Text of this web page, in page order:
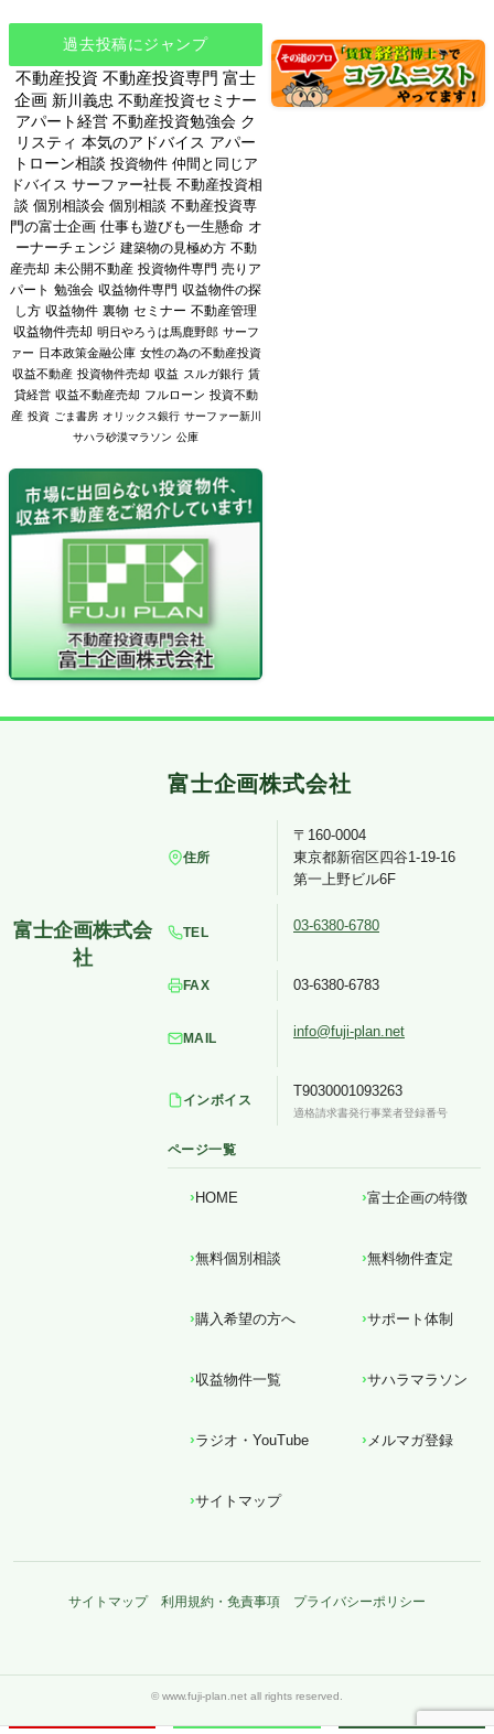
過去投稿にジャンプ
不動産投資 不動産投資専門 富士
企画 新川義忠 不動産投資セミナー
アパート経営 不動産投資勉強会 ク
リスティ 本気のアドバイス アパー
トローン相談 投資物件 仲間と同じア
ドバイス サーファー社長 不動産投資相
談 個別相談会 個別相談 不動産投資専
門の富士企画 仕事も遊びも一生懸命 オ
ーナーチェンジ 建築物の見極め方 不動
産売却 未公開不動産 投資物件専門 売りア
パート 勉強会 収益物件専門 収益物件の探
し方 収益物件 裏物 セミナー 不動産管理
収益物件売却 明日やろうは馬鹿野郎 サーフ
ァー 日本政策金融公庫 女性の為の不動産投資
収益不動産 投資物件売却 収益 スルガ銀行 賃
貸経営 収益不動産売却 フルローン 投資不動
産 投資 ごま書房 オリックス銀行 サーファー新川
サハラ砂漠マラソン 公庫
住所
〒160-0004
東京都新宿区四谷1-19-16
第一上野ビル6F
TEL 03-6380-6780
FAX 03-6380-6783
MAIL info@fuji-plan.net
インボイス
T9030001093263
適格請求書発行事業者登録番号
ページ一覧
HOME 富士企画の特徴
無料個別相談 無料物件査定
購入希望の方へ サポート体制
収益物件一覧 サハラマラソン
ラジオ・YouTube メルマガ登録
サイトマップ
サイトマップ 利用規約・免責事項 プライバシーポリシー